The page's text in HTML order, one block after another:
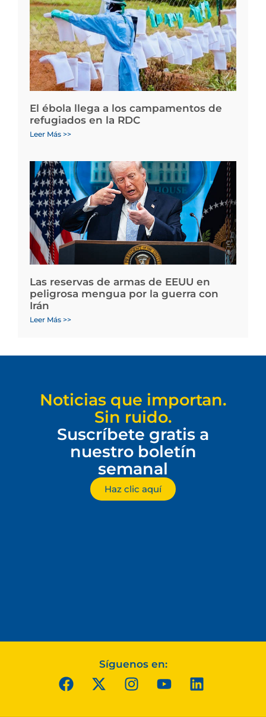
El ébola llega a los campamentos de
refugiados en la RDC
Leer Más >>
Las reservas de armas de EEUU en
peligrosa mengua por la guerra con
Irán
Leer Más >>
Noticias que importan.
Sin ruido.
Suscríbete gratis a
nuestro boletín
semanal
Haz clic aquí
Síguenos en: